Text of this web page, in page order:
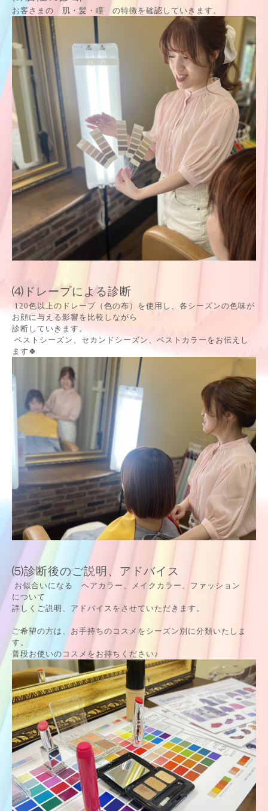
お客さまの 肌・髪・瞳 の特徴を確認していきます。
⑷ドレープによる診断
120色以上のドレープ（色の布）を使用し、各シーズンの色味が
お顔に与える影響を比較しながら
診断していきます。
ベストシーズン、セカンドシーズン、ベストカラーをお伝えし
ます🍀
⑸診断後のご説明、アドバイス
お似合いになる ヘアカラー、メイクカラー、ファッション
について
詳しくご説明、アドバイスをさせていただきます。
ご希望の方は、お手持ちのコスメをシーズン別に分類いたしま
す。
普段お使いのコスメをお持ちください♪